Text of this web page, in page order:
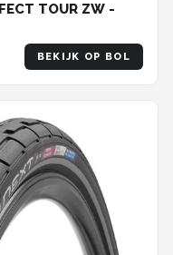
TOUR ZW -
BEKIJK OP BOL